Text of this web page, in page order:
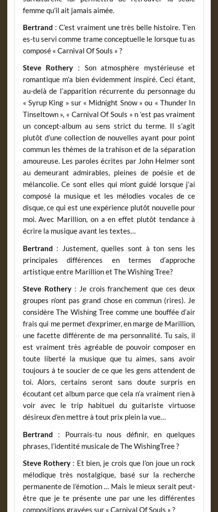
femme qu’il ait jamais aimée.
Bertrand : C’est vraiment une très belle histoire. T’en
es-tu servi comme trame conceptuelle le lorsque tu as
composé « Carnival Of Souls » ?
Steve Rothery : Son atmosphère mystérieuse et
romantique m’a bien évidemment inspiré. Ceci étant,
au-delà de l’apparition récurrente du personnage du
« Syrup King » sur « Midnight Snow » ou « Thunder In
Tinseltown », « Carnival Of Souls » n ‘est pas vraiment
un concept-album au sens strict du terme. Il s’agit
plutôt d’une collection de nouvelles ayant pour point
commun les thèmes de la trahison et de la séparation
amoureuse. Les paroles écrites par John Helmer sont
au demeurant admirables, pleines de poésie et de
mélancolie. Ce sont elles qui m’ont guidé lorsque j’ai
composé la musique et les mélodies vocales de ce
disque, ce qui est une expérience plutôt nouvelle pour
moi. Avec Marillion, on a en effet plutôt tendance à
écrire la musique avant les textes…
Bertrand : Justement, quelles sont à ton sens les
principales différences en termes d’approche
artistique entre Marillion et The Wishing Tree?
Steve Rothery: Je crois franchement que ces deux
groupes n’ont pas grand chose en commun (rires). Je
considère The Wishing Tree comme une bouffée d’air
frais qui me permet d’exprimer, en marge de Marillion,
une facette différente de ma personnalité. Tu sais, il
est vraiment très agréable de pouvoir composer en
toute liberté la musique que tu aimes, sans avoir
toujours à te soucier de ce que les gens attendent de
toi. Alors, certains seront sans doute surpris en
écoutant cet album parce que cela n’a vraiment rien à
voir avec le trip habituel du guitariste virtuose
désireux d’en mettre à tout prix plein la vue…
Bertrand : Pourrais-tu nous définir, en quelques
phrases, l’identité musicale de The WishingTree ?
Steve Rothery: Et bien, je crois que l’on joue un rock
mélodique très nostalgique, basé sur la recherche
permanente de l’émotion … Mais le mieux serait peut-
être que je te présente une par une les différentes
compositions gravées sur « Carnival Of Souls » ?